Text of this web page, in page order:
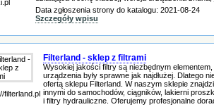
Data zgłoszenia strony do katalogu: 2021-08-24
Szczegóły wpisu
filterland.pl
Filterland - sklep z filtrami
Wysokiej jakości filtry są niezbędnym
urządzenia były sprawne jak najdłużej. Dlatego
ofertą sklepu Filterland. W naszym sklepie
innymi do samochodów, ciągników, lakierni
i filtry hydrauliczne. Oferujemy profesjonalne